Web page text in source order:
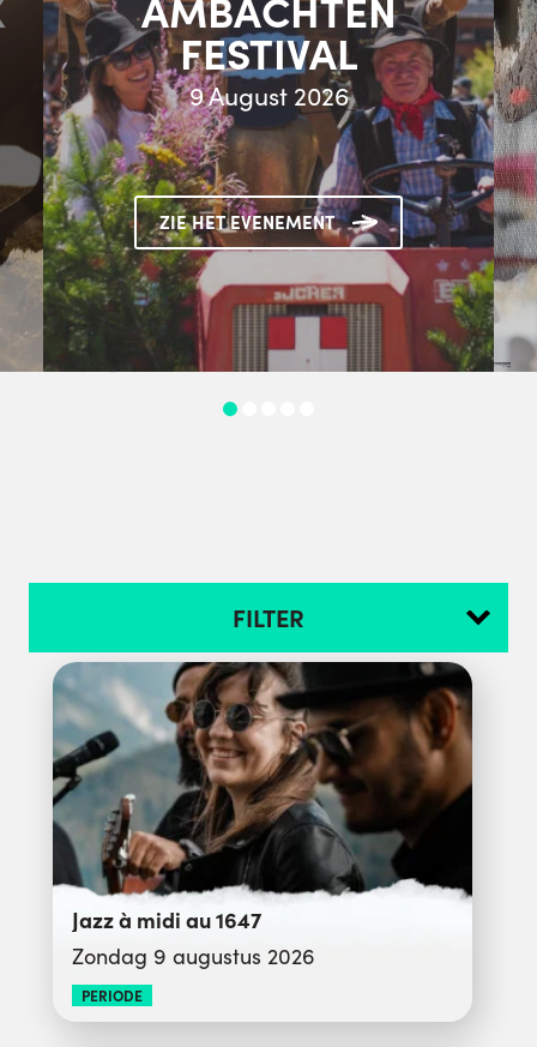
FESTIVAL
9 August 2026
ZIE HET EVENEMENT
FILTER
Jazz à midi au 1647
Zondag 9 augustus 2026
PERIODE